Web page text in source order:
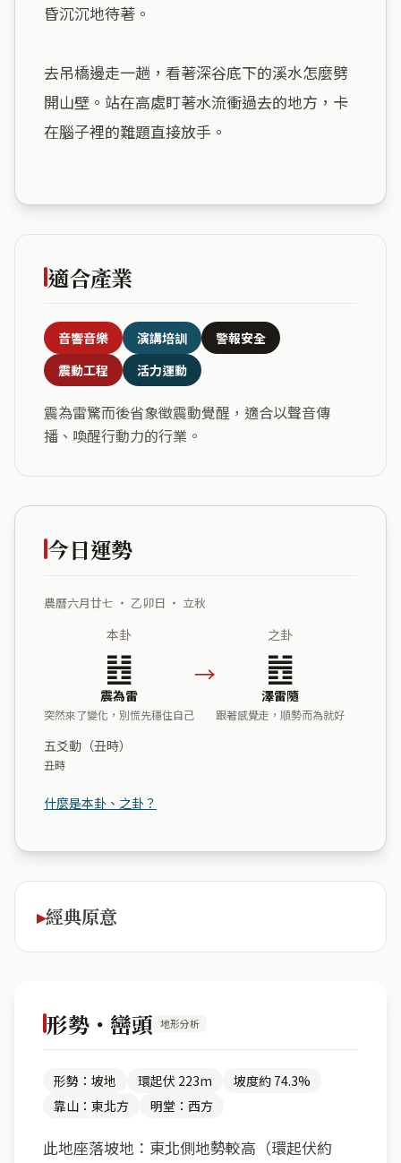
昏沉沉地待著。
去吊橋邊走一趟，看著深谷底下的溪水怎麼劈
開山壁。站在高處盯著水流衝過去的地方，卡
在腦子裡的難題直接放手。
適合產業
音響音樂 演講培訓
警報安全
震動工程
活力運動
震為雷驚而後省象徵震動覺醒，適合以聲音傳
播、喚醒行動力的行業。
今日運勢
農曆六月廿七 ・ 乙卯日 ・ 立秋
本卦
䷲
震為雷
突然來了變化，別慌先穩住自己
→
之卦
䷐
澤雷隨
跟著感覺走，順勢而為就好
五爻動（丑時）
丑時
什麼是本卦、之卦？
經典原意
形勢・巒頭 地形分析
形勢：坡地 環起伏 223m
坡度約 74.3%
靠山：東北方
明堂：西方
此地座落坡地：東北側地勢較高（環起伏約